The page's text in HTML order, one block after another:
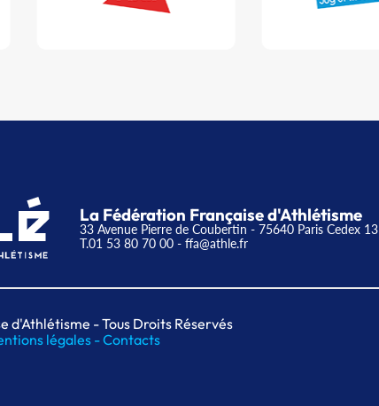
La Fédération Française d'Athlétisme
33 Avenue Pierre de Coubertin - 75640 Paris Cedex 13
T.01 53 80 70 00 - ffa@athle.fr
d'Athlétisme - Tous Droits Réservés
légales -Contacts